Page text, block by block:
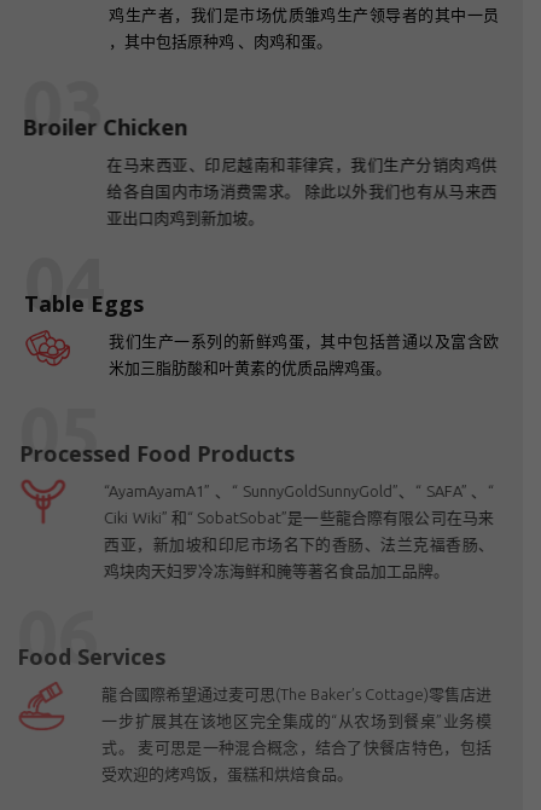
鸡生产者，我们是市场优质雏鸡生产领导者的其中一员
，其中包括原种鸡 、肉鸡和蛋。
03
Broiler Chicken
在马来西亚、印尼越南和菲律宾，我们生产分销肉鸡供
给各自国内市场消费需求。 除此以外我们也有从马来西
亚出口肉鸡到新加坡。
04
Table Eggs
我们生产一系列的新鲜鸡蛋，其中包括普通以及富含欧
米加三脂肪酸和叶黄素的优质品牌鸡蛋。
05
Processed Food Products
“AyamAyamA1” 、“ SunnyGoldSunnyGold”、“ SAFA” 、“
Ciki Wiki” 和“ SobatSobat”是一些龍合際有限公司在马来
西亚，新加坡和印尼市场名下的香肠、法兰克福香肠、
鸡块肉天妇罗冷冻海鲜和腌等著名食品加工品牌。
06
Food Services
龍合國際希望通过麦可思(The Baker’s Cottage)零售店进
一步扩展其在该地区完全集成的“从农场到餐桌”业务模
式。 麦可思是一种混合概念，结合了快餐店特色，包括
受欢迎的烤鸡饭，蛋糕和烘焙食品。